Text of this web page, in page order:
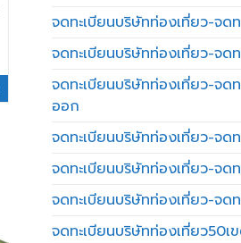
จดทะเบียนบริษัทท่องเที่ยว-จด
จดทะเบียนบริษัทท่องเที่ยว-จด
จดทะเบียนบริษัทท่องเที่ยว-จด
ออก
จดทะเบียนบริษัทท่องเที่ยว-จด
จดทะเบียนบริษัทท่องเที่ยว-จด
จดทะเบียนบริษัทท่องเที่ยว-จด
จดทะเบียนบริษัทท่องเที่ยว50เ